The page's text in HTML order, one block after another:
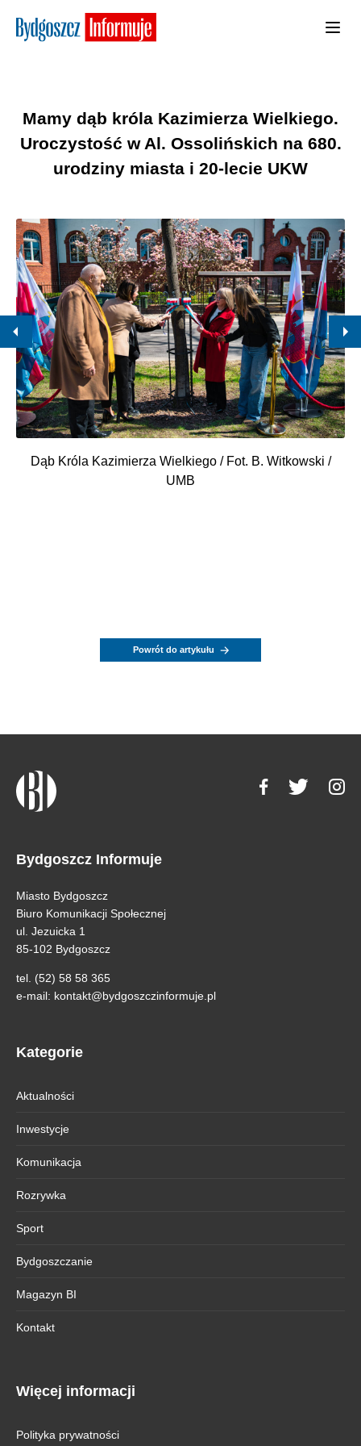
Mamy dąb króla Kazimierza Wielkiego.
Uroczystość w Al. Ossolińskich na 680.
urodziny miasta i 20-lecie UKW
Dąb Króla Kazimierza Wielkiego / Fot. B. Witkowski /
UMB
Powrót do artykułu
Bydgoszcz Informuje
Miasto Bydgoszcz
Biuro Komunikacji Społecznej
ul. Jezuicka 1
85-102 Bydgoszcz
tel. (52) 58 58 365
e-mail: kontakt@bydgoszczinformuje.pl
Kategorie
Aktualności
Inwestycje
Komunikacja
Rozrywka
Sport
Bydgoszczanie
Magazyn BI
Kontakt
Więcej informacji
Polityka prywatności